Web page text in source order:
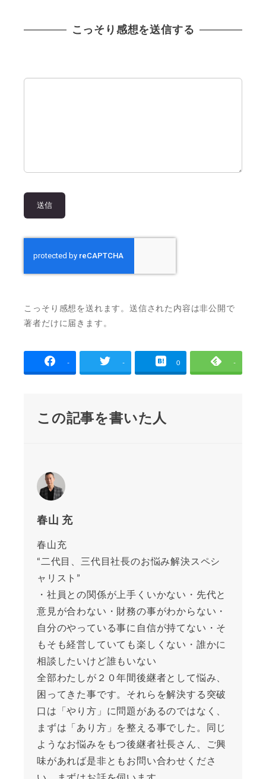
こっそり感想を送信する
こっそり感想を送れます。送信された内容は非公開で
著者だけに届きます。
- - 0 -
この記事を書いた人
春山 充
春山充
“二代目、三代目社長のお悩み解決スペシ
ャリスト”
・社員との関係が上手くいかない・先代と
意見が合わない・財務の事がわからない・
自分のやっている事に自信が持てない・そ
もそも経営していても楽しくない・誰かに
相談したいけど誰もいない
全部わたしが２０年間後継者として悩み、
困ってきた事です。それらを解決する突破
口は「やり方」に問題があるのではなく、
まずは「あり方」を整える事でした。同じ
ようなお悩みをもつ後継者社長さん、ご興
味があれば是非ともお問い合わせくださ